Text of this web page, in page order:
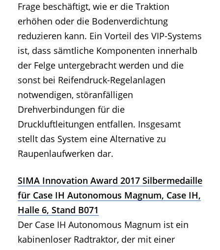
Frage beschäftigt, wie er die Traktion
erhöhen oder die Bodenverdichtung
reduzieren kann. Ein Vorteil des VIP-Systems
ist, dass sämtliche Komponenten innerhalb
der Felge untergebracht werden und die
sonst bei Reifendruck-Regelanlagen
notwendigen, störanfälligen
Drehverbindungen für die
Druckluftleitungen entfallen. Insgesamt
stellt das System eine Alternative zu
Raupenlaufwerken dar.
SIMA Innovation Award 2017 Silbermedaille
für Case IH Autonomous Magnum, Case IH,
Halle 6, Stand B071
Der Case IH Autonomous Magnum ist ein
kabinenloser Radtraktor, der mit einer